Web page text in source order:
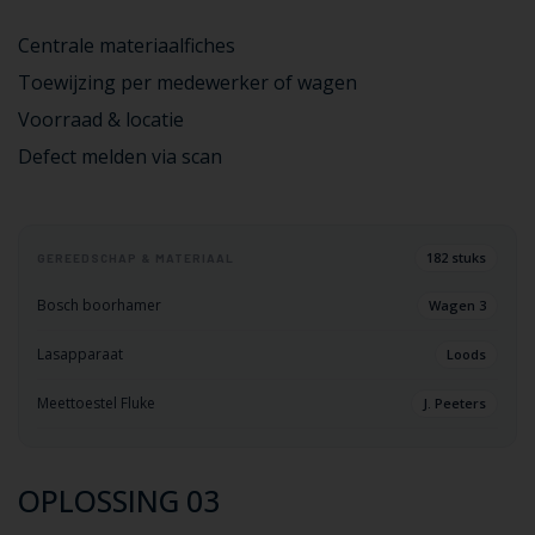
Centrale materiaalfiches
Toewijzing per medewerker of wagen
Voorraad & locatie
Defect melden via scan
182 stuks
Bosch boorhamer Wagen 3
Lasapparaat Loods
Meettoestel Fluke J. Peeters
OPLOSSING 03